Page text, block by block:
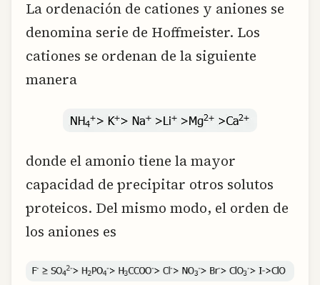
La ordenación de cationes y aniones se
denomina serie de Hoffmeister. Los
cationes se ordenan de la siguiente
manera
donde el amonio tiene la mayor
capacidad de precipitar otros solutos
proteicos. Del mismo modo, el orden de
los aniones es